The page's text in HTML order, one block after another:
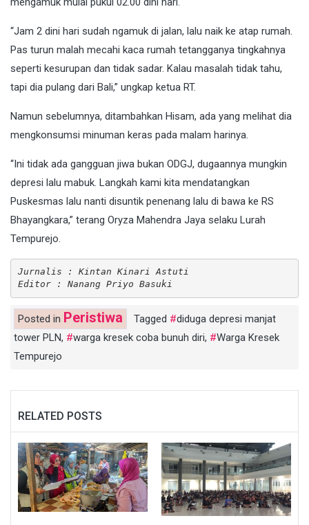
“Jam 2 dini hari sudah ngamuk di jalan, lalu naik ke atap rumah.
Pas turun malah mecahi kaca rumah tetangganya tingkahnya
seperti kesurupan dan tidak sadar. Kalau masalah tidak tahu,
tapi dia pulang dari Bali,” ungkap ketua RT.
Namun sebelumnya, ditambahkan Hisam, ada yang melihat dia
mengkonsumsi minuman keras pada malam harinya.
“Ini tidak ada gangguan jiwa bukan ODGJ, dugaannya mungkin
depresi lalu mabuk. Langkah kami kita mendatangkan
Puskesmas lalu nanti disuntik penenang lalu di bawa ke RS
Bhayangkara,” terang Oryza Mahendra Jaya selaku Lurah
Tempurejo.
Jurnalis : Kintan Kinari Astuti
Editor : Nanang Priyo Basuki
Posted in Peristiwa Tagged
diduga depresi manjat
tower PLN, warga kresek coba bunuh diri,
Warga Kresek
Tempurejo
RELATED POSTS